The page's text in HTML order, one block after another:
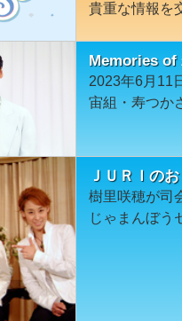
貴重な情報を
Memories of
2023年6月11
宙組・寿つか
ＪＵＲＩの
樹里咲穂が司
じゃまんぼう